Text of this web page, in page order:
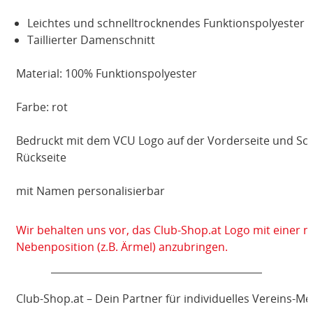
Leichtes und schnelltrocknendes Funktionspolyester
Taillierter Damenschnitt
Material: 100% Funktionspolyester
Farbe: rot
Bedruckt mit dem VCU Logo auf der Vorderseite und
Rückseite
mit Namen personalisierbar
Wir behalten uns vor, das Club-Shop.at Logo mit einer
Nebenposition (z.B. Ärmel) anzubringen.
Club-Shop.at – Dein Partner für individuelles Vereins-